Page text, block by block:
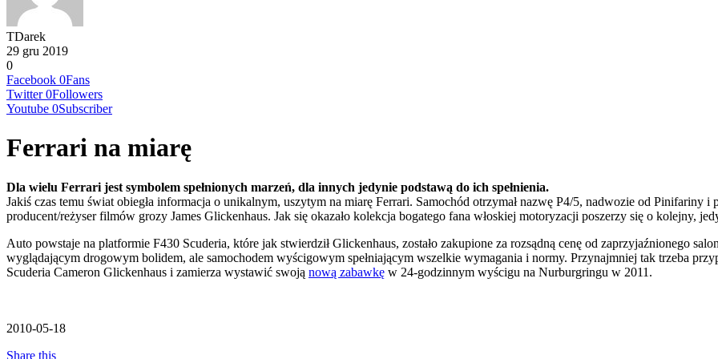
TDarek
29 gru 2019
0
Facebook 0Fans
Twitter 0Followers
Youtube 0Subscriber
Ferrari na miarę
Dla wielu Ferrari jest symbolem spełnionych marzeń, dla innych jedynie podstawą do ich spełnienia.
Jakiś czas temu świat obiegła informacja o unikalnym, uszytym na miarę Ferrari. Samochód otrzymał nazwę P4/5, nadwozie od Pinifariny i
producent/reżyser filmów grozy James Glickenhaus. Jak się okazało kolekcja bogatego fana włoskiej motoryzacji poszerzy się o kolejny,
Auto powstaje na platformie F430 Scuderia, które jak stwierdził Glickenhaus, zostało zakupione za rozsądną cenę od zaprzyjaźnionego
wyglądającym drogowym bolidem, ale samochodem wyścigowym spełniającym wszelkie wymagania i normy. Przynajmniej tak trzeba
Scuderia Cameron Glickenhaus i zamierza wystawić swoją nową zabawkę w 24-godzinnym wyścigu na Nurburgringu w 2011.
2010-05-18
Share this